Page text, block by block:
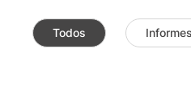
Todos